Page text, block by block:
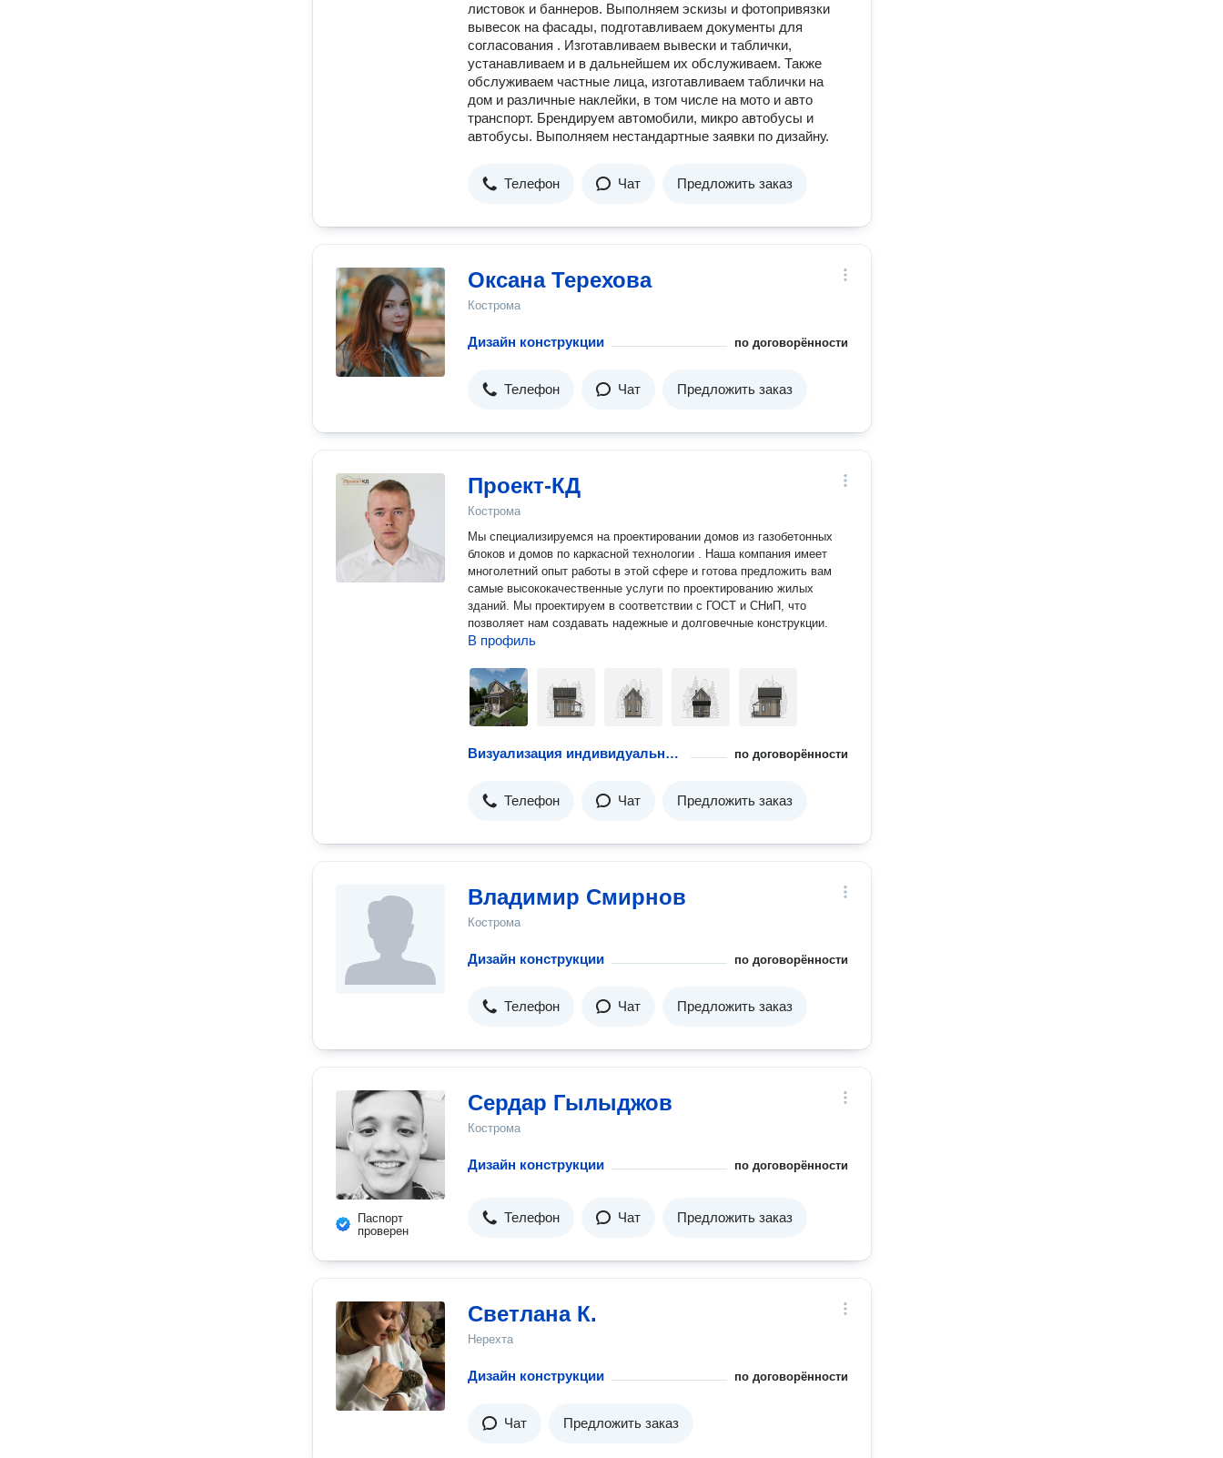
листовок и баннеров. Выполняем эскизы и фотопривязки
вывесок на фасады, подготавливаем документы для
согласования . Изготавливаем вывески и таблички,
устанавливаем и в дальнейшем их обслуживаем. Также
обслуживаем частные лица, изготавливаем таблички на
дом и различные наклейки, в том числе на мото и авто
транспорт. Брендируем автомобили, микро автобусы и
автобусы. Выполняем нестандартные заявки по дизайну.
Телефон Чат Предложить заказ
Оксана Терехова
Кострома
Дизайн конструкции по договорённости
Телефон Чат Предложить заказ
Проект-КД
Кострома
Мы специализируемся на проектировании домов из газобетонных
блоков и домов по каркасной технологии . Наша компания имеет
многолетний опыт работы в этой сфере и готова предложить вам
самые высококачественные услуги по проектированию жилых
зданий. Мы проектируем в соответствии с ГОСТ и СНиП, что
позволяет нам создавать надежные и долговечные конструкции.
В профиль
Визуализация индивидуальных жилых домов по договорённости
Телефон Чат Предложить заказ
Владимир Смирнов
Кострома
Дизайн конструкции по договорённости
Телефон Чат Предложить заказ
Паспорт
проверен
Сердар Гылыджов
Кострома
Дизайн конструкции по договорённости
Телефон Чат Предложить заказ
Светлана К.
Нерехта
Дизайн конструкции по договорённости
Чат Предложить заказ